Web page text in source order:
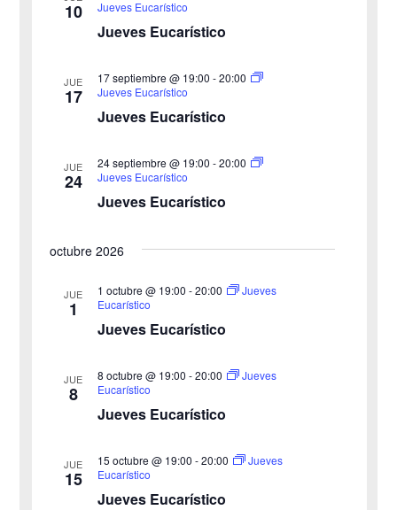
q
y
v
10
Jueves Eucarístico
Jueves Eucarístico
JUE
17
Jueves Eucarístico
17 septiembre @ 19:00 -20:00
Jueves Eucarístico
JUE
24
Jueves Eucarístico
24 septiembre @ 19:00 -20:00
Jueves Eucarístico
octubre 2026
JUE
1
Jueves Eucarístico
1 octubre @ 19:00 -20:00
Jueves
Eucarístico
JUE
8
Jueves Eucarístico
8 octubre @ 19:00 -20:00
Jueves
Eucarístico
JUE
15
Jueves Eucarístico
15 octubre @ 19:00 -20:00
Jueves
Eucarístico